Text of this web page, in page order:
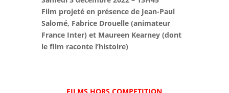
Film projeté en présence de Jean-Paul
Salomé, Fabrice Drouelle (animateur
France Inter) et Maureen Kearney (dont
le film raconte l’histoire)